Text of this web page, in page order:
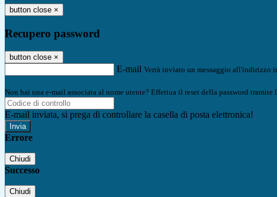
button close ×
Recupero password
button close ×
E-mail Verrà inviato un messaggio all'indirizzo
Non hai una e-mail associata al nome utente? Effettua il reset della password tramite
E-mail inviata, si prega di controllare la casella di posta elettronica!
Errore
Chiudi
Successo
Chiudi